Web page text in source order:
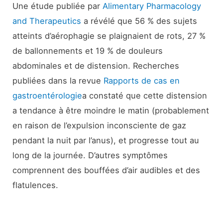
Une étude publiée par Alimentary Pharmacology
and Therapeutics a révélé que 56 % des sujets
atteints d’aérophagie se plaignaient de rots, 27 %
de ballonnements et 19 % de douleurs
abdominales et de distension. Recherches
publiées dans la revue Rapports de cas en
gastroentérologiea constaté que cette distension
a tendance à être moindre le matin (probablement
en raison de l’expulsion inconsciente de gaz
pendant la nuit par l’anus), et progresse tout au
long de la journée. D’autres symptômes
comprennent des bouffées d’air audibles et des
flatulences.